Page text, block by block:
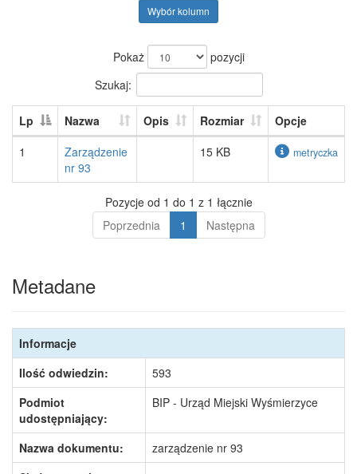
Wybór kolumn
Pokaż
pozycji
Szukaj:
Lp Nazwa Opis Rozmiar
Opcje
1
Zarządzenie
nr 93
15 KB metryczka
Pozycje od 1 do 1 z 1 łącznie
Poprzednia
1 Następna
Metadane
Informacje
Ilość odwiedzin:
593
Podmiot
udostępniający:
BIP - Urząd Miejski Wyśmierzyce
Nazwa dokumentu:
zarządzenie nr 93